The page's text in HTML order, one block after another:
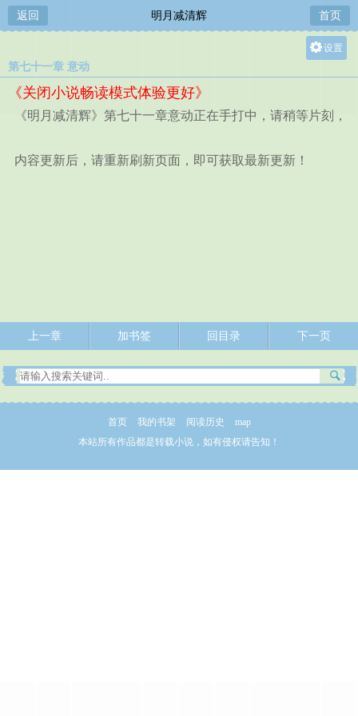
返回 明月减清辉 首页
设置
中
第七十一章 意动
《关闭小说畅读模式体验更好》
《明月减清辉》第七十一章意动正在手打中，请稍等片刻，
内容更新后，请重新刷新页面，即可获取最新更新！
上一章 加书签 回目录 下一页
首页 我的书架 阅读历史
map
本站所有作品都是转载小说，如有侵权请告知！